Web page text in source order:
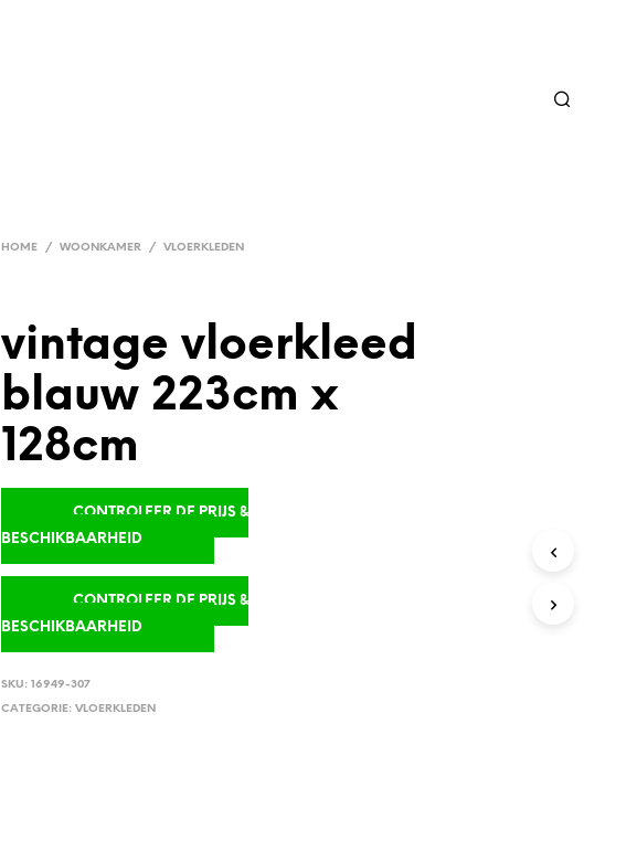
HOME / WOONKAMER / VLOERKLEDEN
vintage vloerkleed
blauw 223cm x
128cm
CONTROLEER DE PRIJS &
BESCHIKBAARHEID
CONTROLEER DE PRIJS &
BESCHIKBAARHEID
SKU:16949-307
CATEGORIE:VLOERKLEDEN